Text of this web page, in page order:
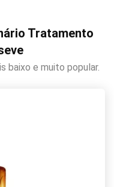
Tratamento
baixo e muito popular.